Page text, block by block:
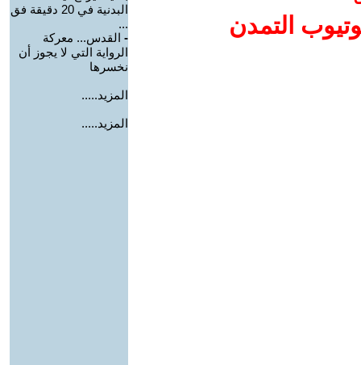
التمدن
البدنية في 20 دقيقة فق
...
- القدس... معركة
الرواية التي لا يجوز أن
نخسرها
المزيد.....
المزيد.....